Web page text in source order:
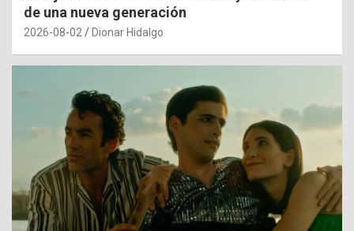
de una nueva generación
2026-08-02 Dionar Hidalgo